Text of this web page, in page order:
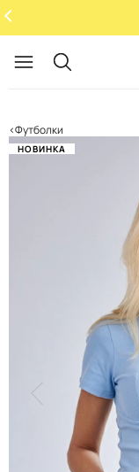
Футболки
НОВИНКА